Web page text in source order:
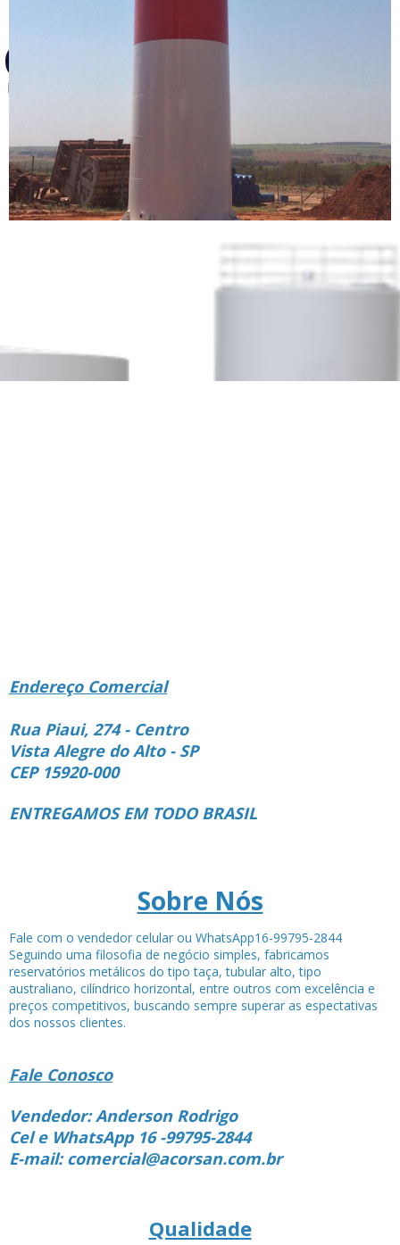
Endereço Comercial
Rua Piaui, 274 - Centro
Vista Alegre do Alto - SP
CEP 15920-000
ENTREGAMOS EM TODO BRASIL
Sobre Nós
Fale com o vendedor celular ou WhatsApp16-99795-2844
Seguindo uma filosofia de negócio simples, fabricamos
reservatórios metálicos do tipo taça, tubular alto, tipo
australiano, cilíndrico horizontal, entre outros com excelência e
preços competitivos, buscando sempre superar as espectativas
dos nossos clientes.
Fale Conosco
Vendedor: Anderson Rodrigo
Cel e WhatsApp 16 -99795-2844
E-mail: comercial@acorsan.com.br
Qualidade